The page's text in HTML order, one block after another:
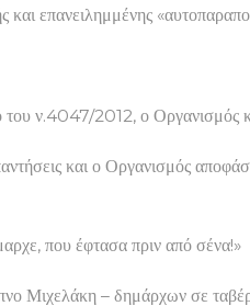
επανειλημμένης
ν.4047/2012, ο Οργανισμός
και ο Οργανισμός
που έφτασα πριν από σένα!»
Μιχελάκη – δημάρχων σε